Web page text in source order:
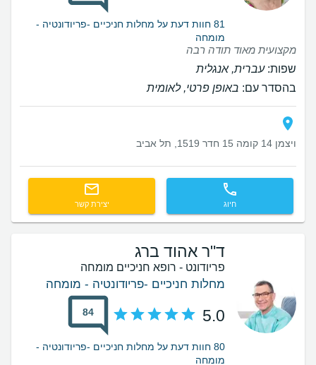
81 חוות דעת על מחלות חניכיים -פריודונטיה -
מומחה
מקצועית מאוד תודה רבה
שפות:עברית, אנגלית
בהסדר עם: באופן פרטי, לאומית
ויצמן 14 קומה 15 חדר 1519, תל אביב
חיוג יצירת קשר
ד"ר אהוד ברג
פריודונט - רופא חניכיים מומחה
מחלות חניכיים -פריודונטיה - מומחה
5.0
84
80 חוות דעת על מחלות חניכיים -פריודונטיה -
מומחה